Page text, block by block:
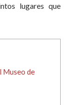
lugares que
Museo de